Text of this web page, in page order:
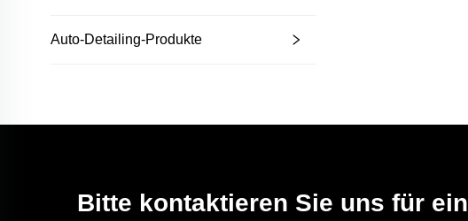
Auto-Detailing-Produkte
Bitte kontaktieren Sie uns für ein